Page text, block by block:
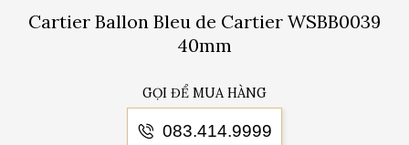
Cartier Ballon Bleu de Cartier WSBB0039
40mm
GỌI ĐỂ MUA HÀNG
083.414.9999